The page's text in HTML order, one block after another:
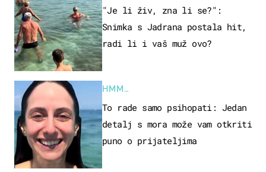
"Je li živ, zna li se?":
Snimka s Jadrana postala hit,
radi li i vaš muž ovo?
HMM…
To rade samo psihopati: Jedan
detalj s mora može vam otkriti
puno o prijateljima